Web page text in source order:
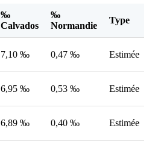
‰
Calvados
‰
Normandie
Type
7,10 ‰ 0,47 ‰ Estimée
6,95 ‰ 0,53 ‰ Estimée
6,89 ‰ 0,40 ‰ Estimée